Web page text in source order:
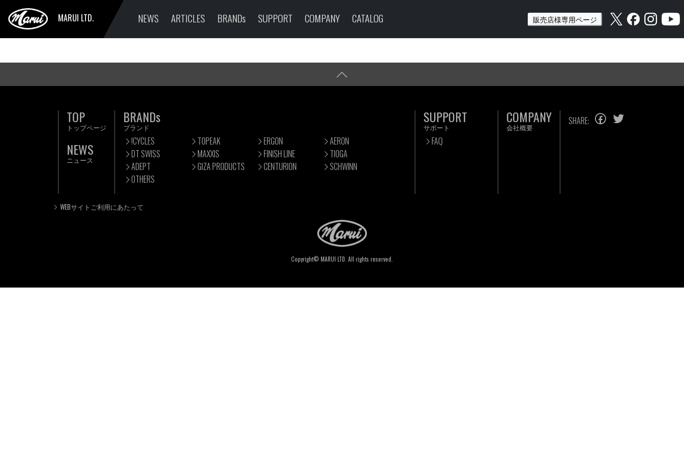
MARUI LTD. NEWS ARTICLES BRANDs SUPPORT COMPANY CATALOG 販売店様専用ページ
TOP
トップページ
NEWS
ニュース
BRANDs
ブランド
!CYCLES TOPEAK ERGON
AERON
DT SWISS
MAXXIS FINISH LINE
TIOGA
ADEPT
GIZA PRODUCTS CENTURION
SCHWINN
OTHERS
SUPPORT
サポート
FAQ
COMPANY
会社概要
SHARE:
WEBサイトご利用にあたって
Copyright© MARUI LTD. All rights reserved.